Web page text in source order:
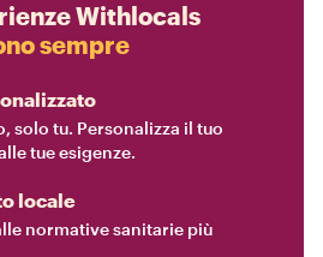
Withlocals
sempre
solo tu. Personalizza il tuo
tue esigenze.
locale
normative sanitarie più